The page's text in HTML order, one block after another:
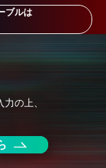
ブルは
の上、